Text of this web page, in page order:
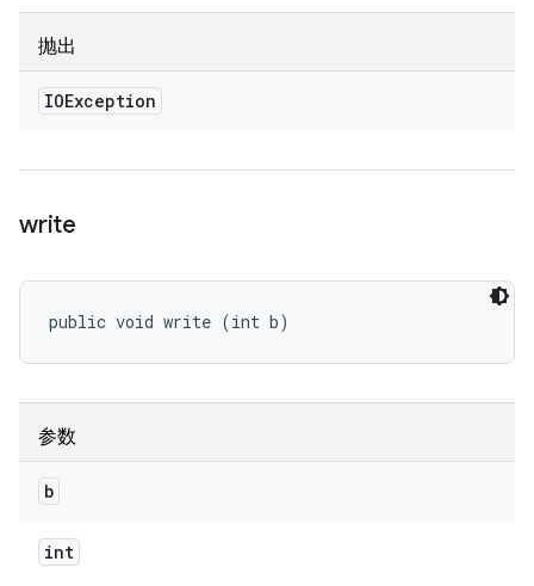
抛出
IOException
write
public void write (int b)
参数
b
int